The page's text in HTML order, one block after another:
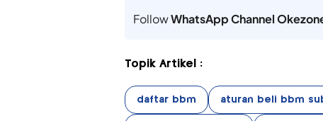
FollowWhatsApp Channel
Topik Artikel :
daftar bbm aturan beli bbm